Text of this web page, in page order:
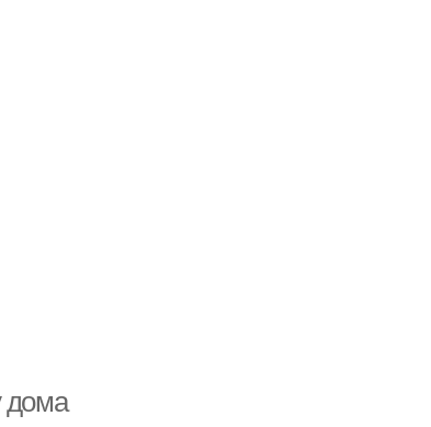
дома